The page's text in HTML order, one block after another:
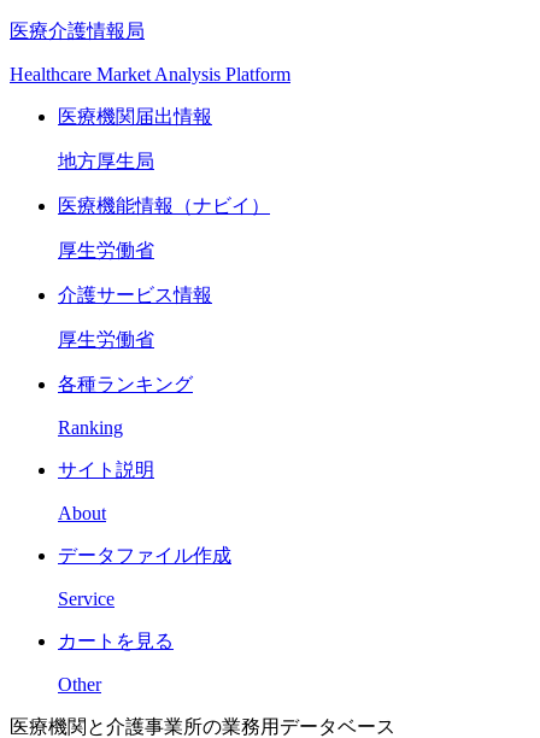
医療介護情報局
Healthcare Market Analysis Platform
医療機関届出情報
地方厚生局
医療機能情報（ナビイ）
厚生労働省
介護サービス情報
厚生労働省
各種ランキング
Ranking
サイト説明
About
データファイル作成
Service
カートを見る
Other
医療機関と介護事業所の業務用データベース